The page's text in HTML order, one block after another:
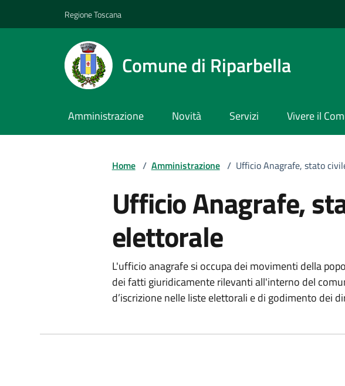
Regione Toscana
Comune di Riparbella
Amministrazione Novità Servizi Vivere il
Home / Amministrazione / Ufficio Anagrafe, stato
Ufficio Anagrafe,
elettorale
L'ufficio anagrafe si occupa dei movimenti della
dei fatti giuridicamente rilevanti all'interno del
d’iscrizione nelle liste elettorali e di godimento dei